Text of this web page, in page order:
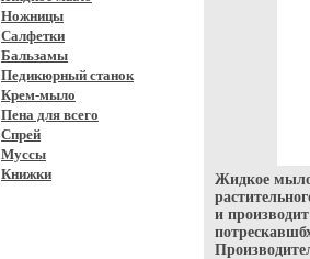
Ножницы
Салфетки
Бальзамы
Педикюрный станок
Крем-мыло
Пена для всего
Спрей
Муссы
Книжки
Жидкое
и